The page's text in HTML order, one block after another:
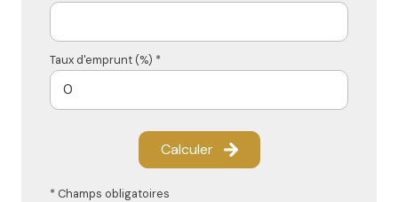
Taux d'emprunt (%) *
Calculer
* Champs obligatoires